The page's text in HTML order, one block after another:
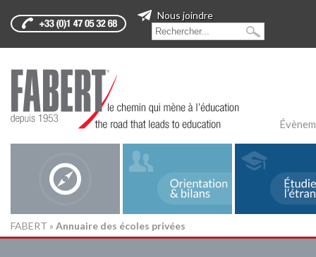
Nous joindre
FABERT » Annuaire des écoles privées